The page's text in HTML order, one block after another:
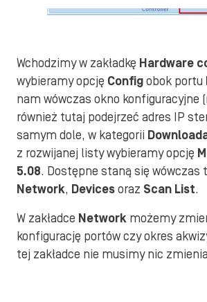
Wchodzimy w zakładkę Hardware
wybieramy opcję Configobok portu
nam wówczas okno konfiguracyjne
również tutaj podejrzeć adres IP
samym dole, w kategorii
z rozwijanej listy wybieramy opcję
5.08. Dostępne staną się wówczas
Network, Devicesoraz Scan List.
W zakładce Network możemy
konfigurację portów czy okres
tej zakładce nie musimy nic